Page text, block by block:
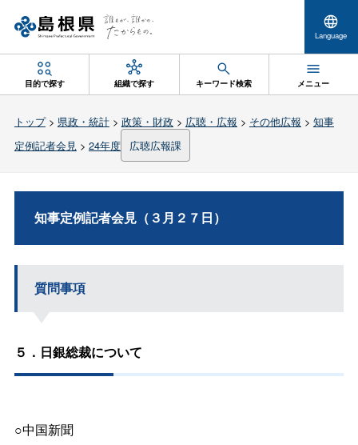
Language
目的で探す 組織で探す キーワード検索 メニュー
トップ> 県政・統計> 政策・財政 > 広聴・広報 > その他広報 > 知事
定例記者会見> 24年度 広聴広報課
知事定例記者会見（３月２７日）
質問事項
５．日銀総裁について
○中国新聞